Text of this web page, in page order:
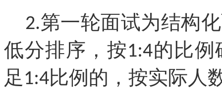
2.第一轮面试为结构
低分排序，按1:4的比例
足 1:4比例的，按实际人